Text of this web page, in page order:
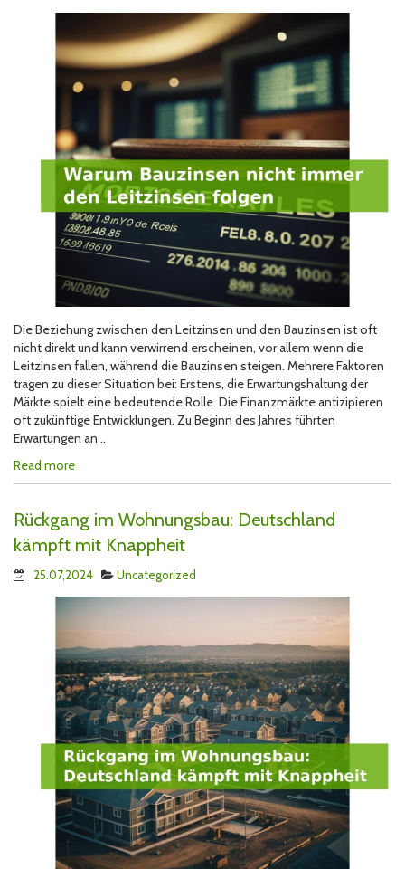
Die Beziehung zwischen den Leitzinsen und den Bauzinsen ist oft
nicht direkt und kann verwirrend erscheinen, vor allem wenn die
Leitzinsen fallen, während die Bauzinsen steigen. Mehrere Faktoren
tragen zu dieser Situation bei: Erstens, die Erwartungshaltung der
Märkte spielt eine bedeutende Rolle. Die Finanzmärkte antizipieren
oft zukünftige Entwicklungen. Zu Beginn des Jahres führten
Erwartungen an ..
Read more
Rückgang im Wohnungsbau: Deutschland
kämpft mit Knappheit
25.07,2024 Uncategorized